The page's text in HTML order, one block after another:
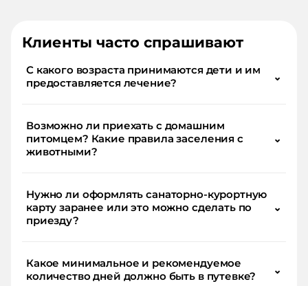
Клиенты часто спрашивают
С какого возраста принимаются дети и им
предоставляется лечение?
⌄
Возможно ли приехать с домашним
питомцем? Какие правила заселения с
животными?
⌄
Нужно ли оформлять санаторно-курортную
карту заранее или это можно сделать по
приезду?
⌄
Какое минимальное и рекомендуемое
количество дней должно быть в путевке?
⌄